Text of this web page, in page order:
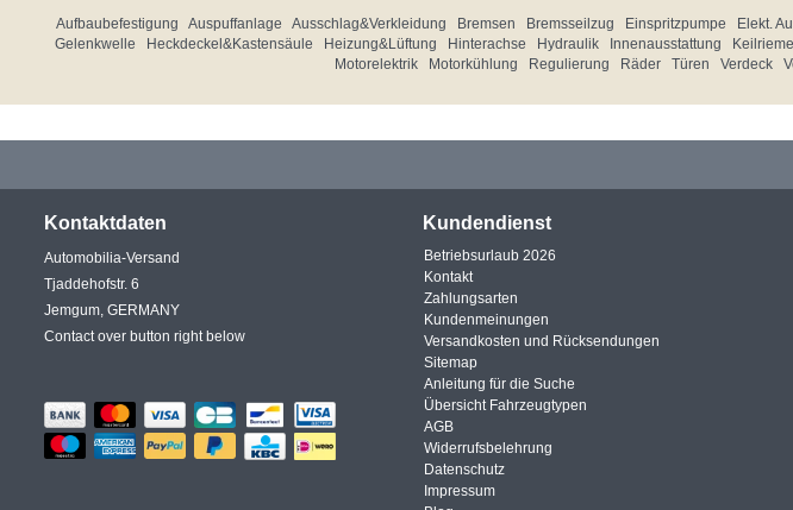
Aufbaubefestigung Auspuffanlage Ausschlag&Verkleidung Bremsen Bremsseilzug Einspritzpumpe Elekt.
Gelenkwelle
Heckdeckel&Kastensäule Heizung&Lüftung Hinterachse Hydraulik Innenausstattung
Motorelektrik
Motorkühlung Regulierung Räder Türen Verdeck
Kontaktdaten
Automobilia-Versand
Tjaddehofstr. 6
Jemgum, GERMANY
Contact over button right below
Kundendienst
Betriebsurlaub 2026
Kontakt
Zahlungsarten
Kundenmeinungen
Versandkosten und Rücksendungen
Sitemap
Anleitung für die Suche
Übersicht Fahrzeugtypen
AGB
Widerrufsbelehrung
Datenschutz
Impressum